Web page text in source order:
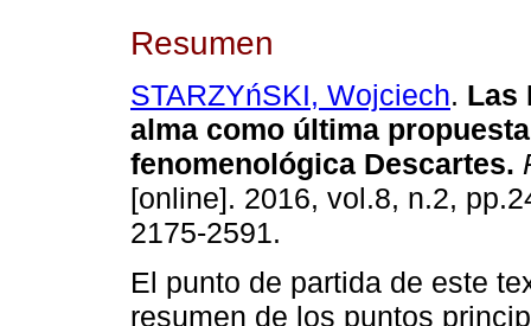
Resumen
STARZYńSKI, Wojciech. Las
alma como última propuesta
fenomenológica Descartes.
[online]. 2016, vol.8, n.2,
2175-2591.
El punto de partida de este
resumen de los puntos